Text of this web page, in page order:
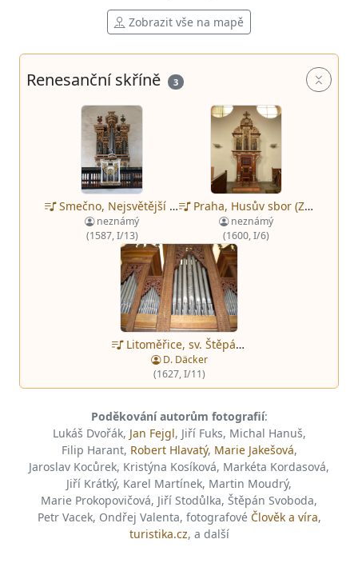
Zobrazit vše na mapě
Renesanční skříně 3
Smečno, Nejsvětější Trojice
neznámý
(1587, I/13)
Praha, Husův sbor (Zbraslav)
neznámý
(1600, I/6)
Litoměřice, sv. Štěpána, boční empora
D. Däcker
(1627, I/11)
Poděkování autorům fotografií:
Lukáš Dvořák, Jan Fejgl, Jiří Fuks, Michal Hanuš,
Filip Harant, Robert Hlavatý, Marie Jakešová,
Jaroslav Kocůrek, Kristýna Kosíková, Markéta Kordasová,
Jiří Krátký, Karel Martínek, Martin Moudrý,
Marie Prokopovičová, Jiří Stodůlka, Štěpán Svoboda,
Petr Vacek, Ondřej Valenta, fotografové Člověk a víra,
turistika.cz, a další